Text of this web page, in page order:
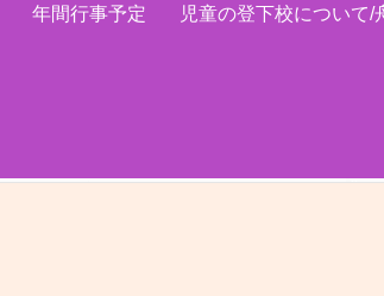
年間行事予定 児童の登下校について